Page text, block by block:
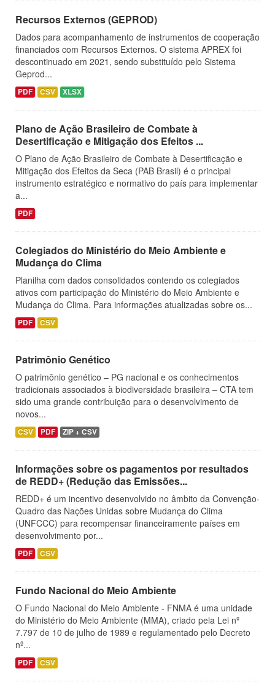
Recursos Externos (GEPROD)
Dados para acompanhamento de instrumentos de cooperação
financiados com Recursos Externos. O sistema APREX foi
descontinuado em 2021, sendo substituído pelo Sistema
Geprod...
PDF CSV XLSX
Plano de Ação Brasileiro de Combate à
Desertificação e Mitigação dos Efeitos ...
O Plano de Ação Brasileiro de Combate à Desertificação e
Mitigação dos Efeitos da Seca (PAB Brasil) é o principal
instrumento estratégico e normativo do país para implementar
a...
PDF
Colegiados do Ministério do Meio Ambiente e
Mudança do Clima
Planilha com dados consolidados contendo os colegiados
ativos com participação do Ministério do Meio Ambiente e
Mudança do Clima. Para informações atualizadas sobre os...
PDF CSV
Patrimônio Genético
O patrimônio genético – PG nacional e os conhecimentos
tradicionais associados à biodiversidade brasileira – CTA tem
sido uma grande contribuição para o desenvolvimento de
novos...
CSV PDF ZIP + CSV
Informações sobre os pagamentos por resultados
de REDD+ (Redução das Emissões...
REDD+ é um incentivo desenvolvido no âmbito da Convenção-
Quadro das Nações Unidas sobre Mudança do Clima
(UNFCCC) para recompensar financeiramente países em
desenvolvimento por...
PDF CSV
Fundo Nacional do Meio Ambiente
O Fundo Nacional do Meio Ambiente - FNMA é uma unidade
do Ministério do Meio Ambiente (MMA), criado pela Lei nº
7.797 de 10 de julho de 1989 e regulamentado pelo Decreto
nº...
PDF CSV